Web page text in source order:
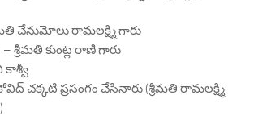
చేనుమోలు రామలక్ష్మి గారు
– శ్రీమతి కుంట్ల రాణి గారు
కాశ్వీ
చక్కటి ప్రసంగం చేసినారు (శ్రీమతి రామలక్ష్మి